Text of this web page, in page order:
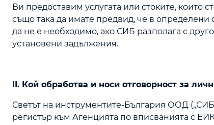
Ви предоставим услугата или стоките, които
също така да имате предвид, че в
да не е необходимо, ако СИБ разполага с
установени задължения.
II. Кой обработва и носи отговорност за
Светът на инструментите-България ООД
регистър към Агенцията по вписванията с